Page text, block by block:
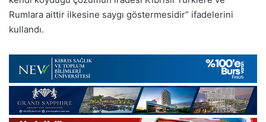
Rumlara aittir ilkesine saygı göstermesidir” ifadelerini
kullandı.